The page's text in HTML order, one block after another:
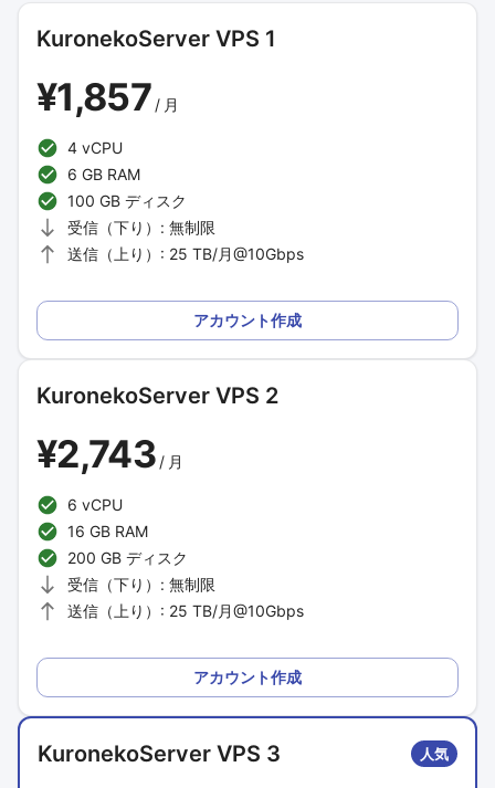
KuronekoServer VPS 1
¥1,857 / 月
4 vCPU
6 GB RAM
100 GB ディスク
受信（下り）: 無制限
送信（上り）: 25 TB/月@10Gbps
アカウント作成
KuronekoServer VPS 2
¥2,743/ 月
6 vCPU
16 GB RAM
200 GB ディスク
受信（下り）: 無制限
送信（上り）: 25 TB/月@10Gbps
アカウント作成
KuronekoServer VPS 3 人気